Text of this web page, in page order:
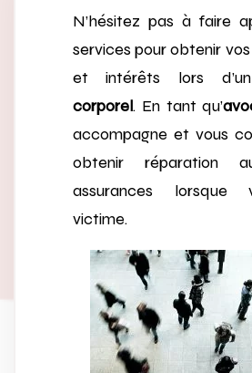
N’hésitez pas à faire
services pour obtenir
et intérêts lors
corporel. En tant qu’
accompagne et vous
obtenir réparation
assurances lorsque
victime.